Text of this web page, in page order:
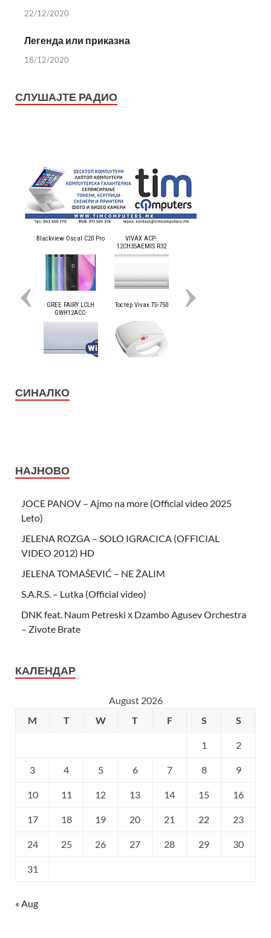
22/12/2020
Легенда или приказна
18/12/2020
СЛУШАЈТЕ РАДИО
СИНАЛКО
НАЈНОВО
JOCE PANOV – Ajmo na more (Official video 2025
Leto)
JELENA ROZGA – SOLO IGRACICA (OFFICIAL
VIDEO 2012) HD
JELENA TOMAŠEVIĆ – NE ŽALIM
S.A.R.S. – Lutka (Official video)
DNK feat. Naum Petreski х Dzambo Agusev Orchestra
– Zivote Brate
КАЛЕНДАР
August 2026
M
T W T F S S
1 2
3 4 5 6 7 8 9
10 11 12 13 14 15 16
17 18 19 20 21 22 23
24 25 26 27 28 29 30
31
« Aug